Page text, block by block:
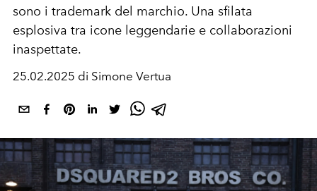
sono i trademark del marchio. Una sfilata
esplosiva tra icone leggendarie e collaborazioni
inaspettate.
25.02.2025 di Simone Vertua